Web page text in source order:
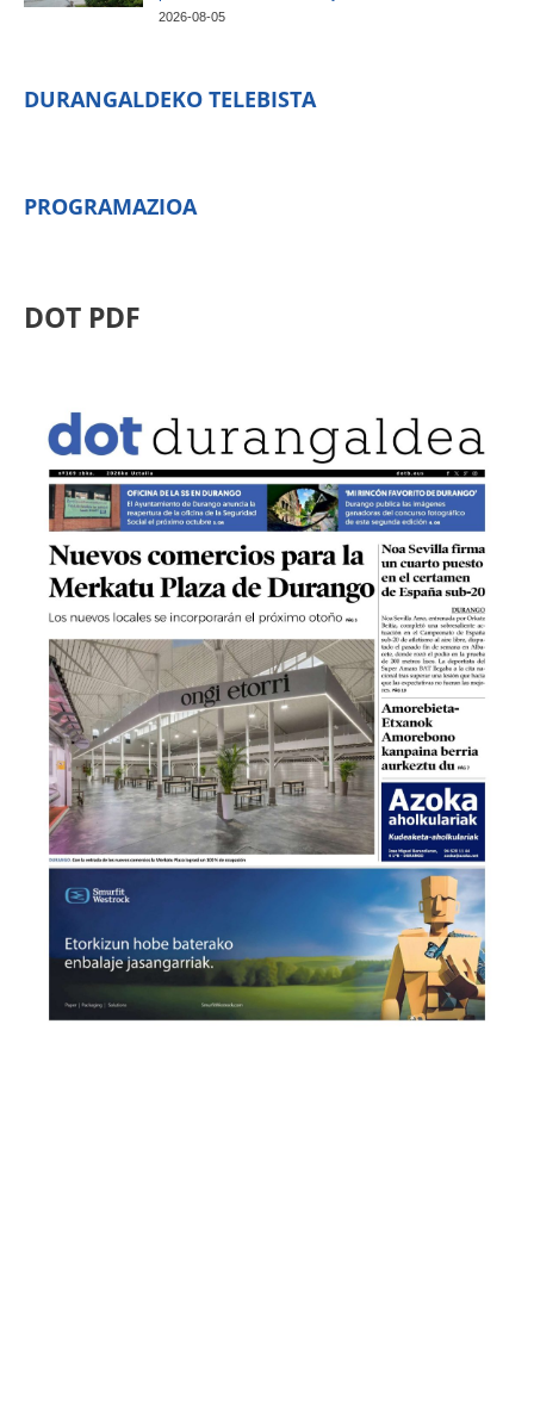
2026-08-05
DURANGALDEKO TELEBISTA
PROGRAMAZIOA
DOT PDF